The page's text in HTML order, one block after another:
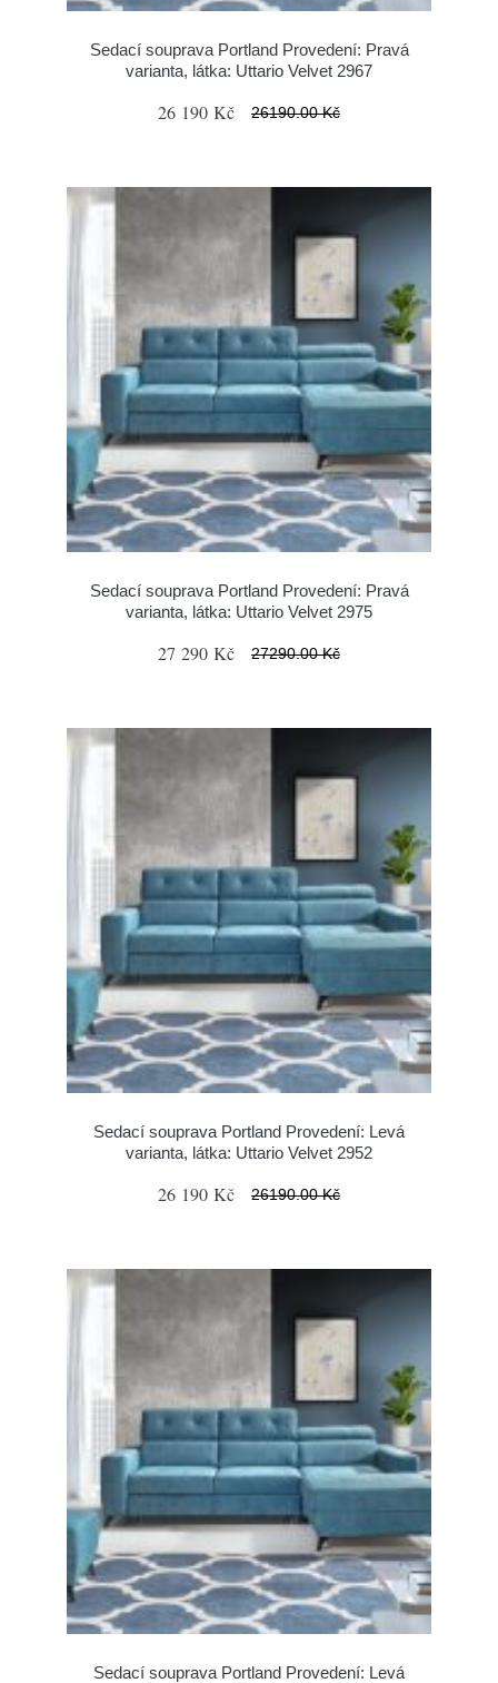
Sedací souprava Portland Provedení: Pravá
varianta, látka: Uttario Velvet 2967
26 190 Kč 26190.00 Kč
Sedací souprava Portland Provedení: Pravá
varianta, látka: Uttario Velvet 2975
27 290 Kč 27290.00 Kč
Sedací souprava Portland Provedení: Levá
varianta, látka: Uttario Velvet 2952
26 190 Kč 26190.00 Kč
Sedací souprava Portland Provedení: Levá